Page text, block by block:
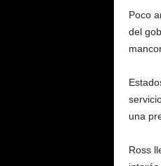
Poco
del
una
Ross